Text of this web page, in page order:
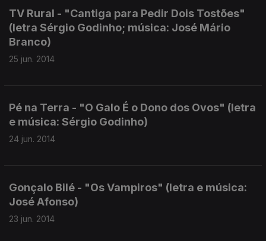
TV Rural - "Cantiga para Pedir Dois Tostões"
(letra Sérgio Godinho; música: José Mário
Branco)
25 jun. 2014
Pé na Terra - "O Galo É o Dono dos Ovos" (letra
e música: Sérgio Godinho)
24 jun. 2014
Gonçalo Bilé - "Os Vampiros" (letra e música:
José Afonso)
23 jun. 2014